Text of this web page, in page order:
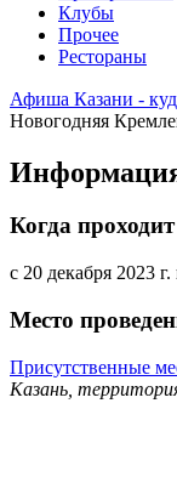
Клубы
Прочее
Рестораны
Афиша Казани -
Новогодняя
Когда проходит
с 20 декабря 2023
Место
Присутственные
Казань,